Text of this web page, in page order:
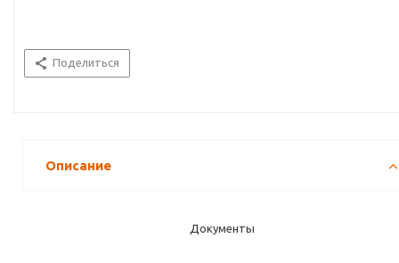
Поделиться
Описание
Документы